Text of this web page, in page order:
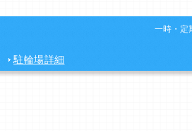
一時・定
駐輪場詳細